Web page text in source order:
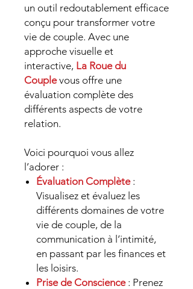
un outil redoutablement efficace
conçu pour transformer votre
vie de couple. Avec une
approche visuelle et
interactive, La Roue du
Couplevous offre une
évaluation complète des
différents aspects de votre
relation.
Voici pourquoi vous allez
l’adorer :
Évaluation Complète:
Visualisez et évaluez les
différents domaines de votre
vie de couple, de la
communication à l’intimité,
en passant par les finances et
les loisirs.
Prise de Conscience: Prenez